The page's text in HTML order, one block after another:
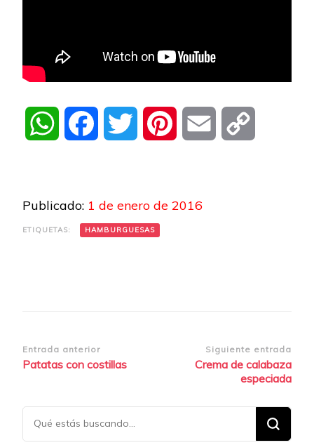
WhatsAppFacebook Twitter Pinterest Email
Publicado: 1 de enero de 2016
ETIQUETAS: HAMBURGUESAS
Navegación
de
Entrada anterior
Patatas con costillas
Siguiente entrada
Crema de calabaza
especiada
¿Buscas
algo?